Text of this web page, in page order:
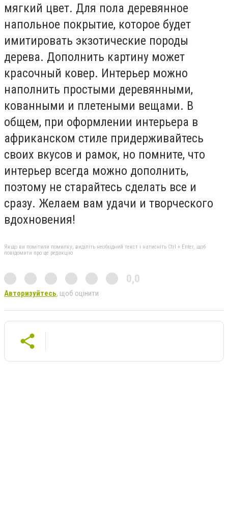
мягкий цвет. Для пола деревянное
напольное покрытие, которое будет
имитировать экзотические породы
дерева. Дополнить картину может
красочный ковер. Интерьер можно
наполнить простыми деревянными,
кованными и плетеными вещами. В
общем, при оформлении интерьера в
африканском стиле придерживайтесь
своих вкусов и рамок, но помните, что
интерьер всегда можно дополнить,
поэтому не старайтесь сделать все и
сразу. Желаем вам удачи и творческого
вдохновения!
Якщо ви помітили помилку, виділіть необхідний текст і натисніть Ctrl + Enter, щоб
повідомити про це редакцію
0,0
Авторизуйтесь, щоб оцінити